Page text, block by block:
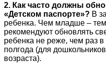
2. Как часто должны
«Детском паспорте»? В
ребенка. Чем младше –
рекомендуют обновлять
ребенка не реже, чем раз в
полгода (для
возраста).